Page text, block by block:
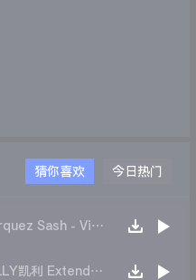
猜你喜欢 今日热门
【沈风外文】Carolina Marquez Sash - Vinci Un Viaggio(DJ一洋.E-Young Bootleg)
Turtles答对了(沈阳DJKELLY凯利 Extended Mix 热播舞曲)